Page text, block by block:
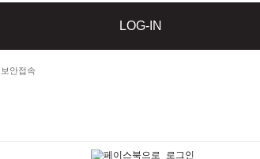
LOG-IN
보안접속